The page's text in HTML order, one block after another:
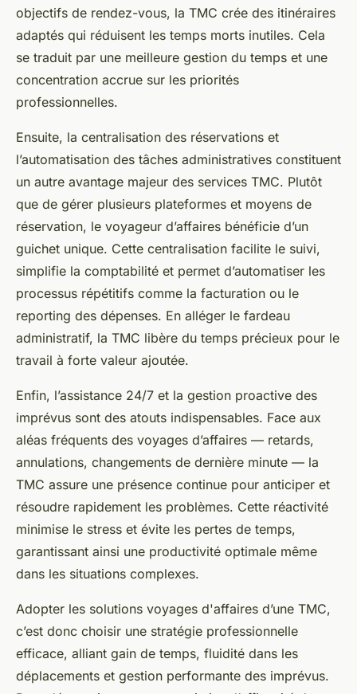
objectifs de rendez-vous, la TMC crée des itinéraires
adaptés qui réduisent les temps morts inutiles. Cela
se traduit par une meilleure gestion du temps et une
concentration accrue sur les priorités
professionnelles.
Ensuite, la centralisation des réservations et
l’automatisation des tâches administratives constituent
un autre avantage majeur des services TMC. Plutôt
que de gérer plusieurs plateformes et moyens de
réservation, le voyageur d’affaires bénéficie d’un
guichet unique. Cette centralisation facilite le suivi,
simplifie la comptabilité et permet d’automatiser les
processus répétitifs comme la facturation ou le
reporting des dépenses. En alléger le fardeau
administratif, la TMC libère du temps précieux pour le
travail à forte valeur ajoutée.
Enfin, l’assistance 24/7 et la gestion proactive des
imprévus sont des atouts indispensables. Face aux
aléas fréquents des voyages d’affaires — retards,
annulations, changements de dernière minute — la
TMC assure une présence continue pour anticiper et
résoudre rapidement les problèmes. Cette réactivité
minimise le stress et évite les pertes de temps,
garantissant ainsi une productivité optimale même
dans les situations complexes.
Adopter les solutions voyages d'affaires d’une TMC,
c’est donc choisir une stratégie professionnelle
efficace, alliant gain de temps, fluidité dans les
déplacements et gestion performante des imprévus.